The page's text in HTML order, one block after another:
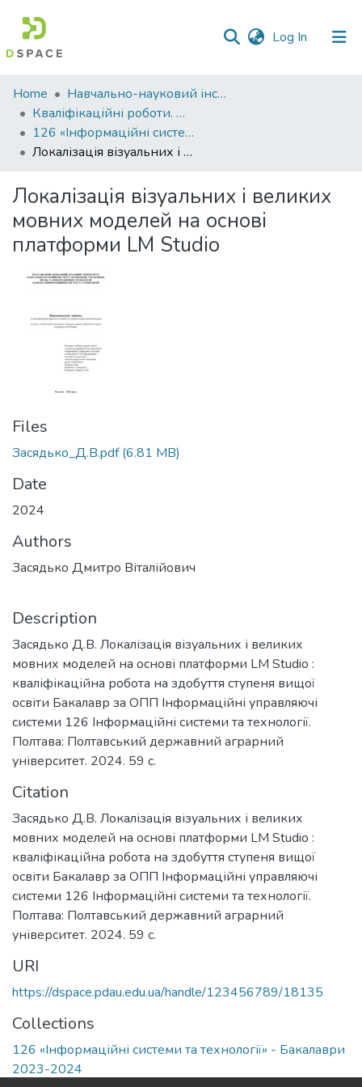
Log In (current)
Communities
&
Collections
All of DSpace
Statistics
Home
Навчально-науковий інститут економіки, управління, права та інформаційних технологій
Кваліфікаційні роботи. ННІ економіки, управління, права та ІТ
126 «Інформаційні системи та технології» - Бакалаври 2023-2024
Локалізація візуальних і великих мовних моделей на основі платформи LM Studio
Локалізація візуальних і великих
мовних моделей на основі
платформи LM Studio
Files
Засядько_Д.В.pdf(6.81 MB)
Date
2024
Authors
Засядько Дмитро Віталійович
Description
Засядько Д.В. Локалізація візуальних і великих
мовних моделей на основі платформи LM Studio :
кваліфікаційна робота на здобуття ступеня вищої
освіти Бакалавр за ОПП Інформаційні управляючі
системи 126 Інформаційні системи та технології.
Полтава: Полтавський державний аграрний
університет. 2024. 59 с.
Citation
Засядько Д.В. Локалізація візуальних і великих
мовних моделей на основі платформи LM Studio :
кваліфікаційна робота на здобуття ступеня вищої
освіти Бакалавр за ОПП Інформаційні управляючі
системи 126 Інформаційні системи та технології.
Полтава: Полтавський державний аграрний
університет. 2024. 59 с.
URI
https://dspace.pdau.edu.ua/handle/123456789/18135
Collections
126 «Інформаційні системи та технології» - Бакалаври
2023-2024